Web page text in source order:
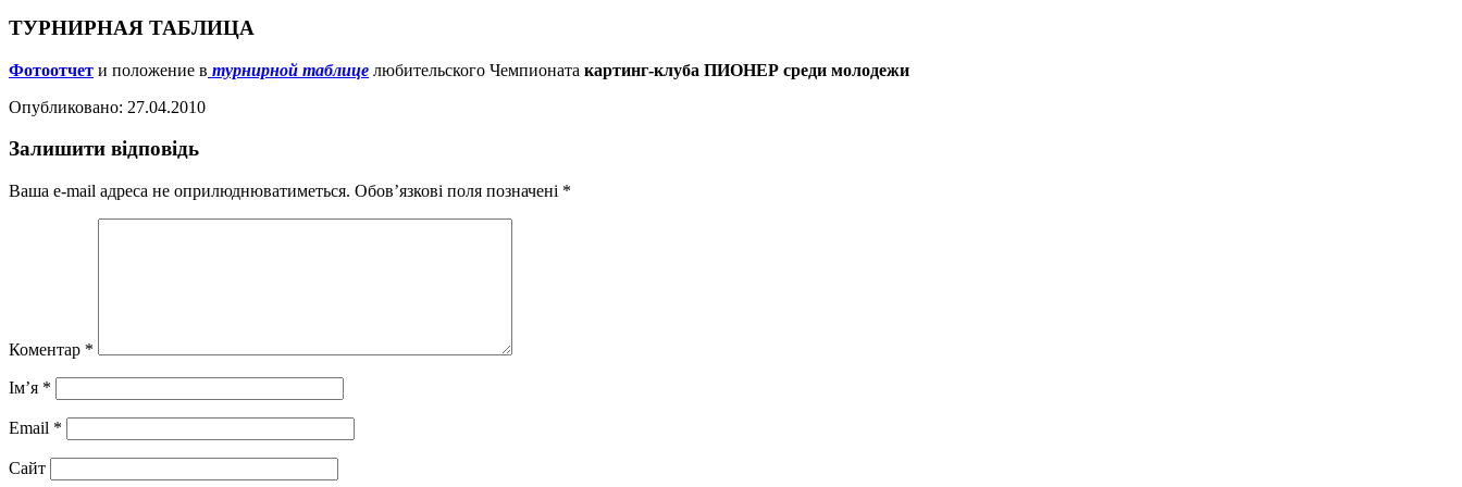
ТУРНИРНАЯ ТАБЛИЦА
Фотоотчет и положение в турнирной таблице любительского Чемпионата картинг-клуба ПИОНЕР среди молодежи
Опубликовано: 27.04.2010
Залишити відповідь
Ваша e-mail адреса не оприлюднюватиметься. Обов’язкові поля позначені *
Коментар *
Ім’я *
Email *
Сайт